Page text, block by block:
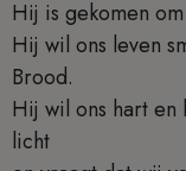
Hij is gekomen
Hij wil ons leven
Brood.
Hij wil ons hart en
licht